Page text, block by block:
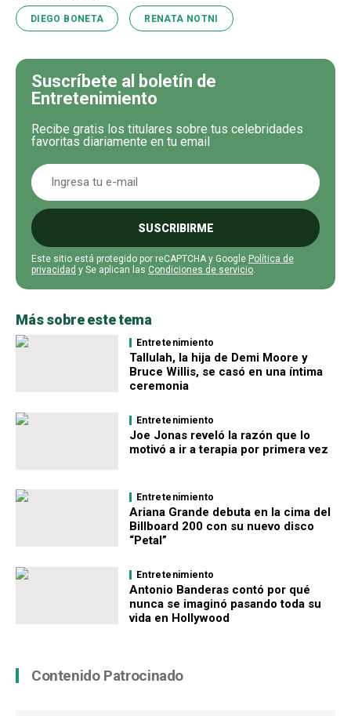
DIEGO BONETA RENATA NOTNI
Suscríbete al boletín de
Entretenimiento
Recibe gratis los titulares sobre tus celebridades
favoritas diariamente en tu email
SUSCRIBIRME
Este sitio está protegido por reCAPTCHA y Google Política de
privacidad y Se aplican las Condiciones de servicio.
Más sobre este tema
Entretenimiento
Tallulah, la hija de Demi Moore y
Bruce Willis, se casó en una íntima
ceremonia
Entretenimiento
Joe Jonas reveló la razón que lo
motivó a ir a terapia por primera vez
Entretenimiento
Ariana Grande debuta en la cima del
Billboard 200 con su nuevo disco
“Petal”
Entretenimiento
Antonio Banderas contó por qué
nunca se imaginó pasando toda su
vida en Hollywood
Contenido Patrocinado